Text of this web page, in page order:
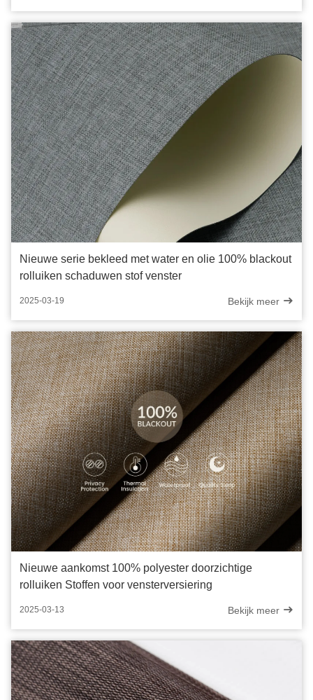
Nieuwe serie bekleed met water en olie 100% blackout
rolluiken schaduwen stof venster
2025-03-19 Bekijk meer
Nieuwe aankomst 100% polyester doorzichtige
rolluiken Stoffen voor vensterversiering
2025-03-13 Bekijk meer